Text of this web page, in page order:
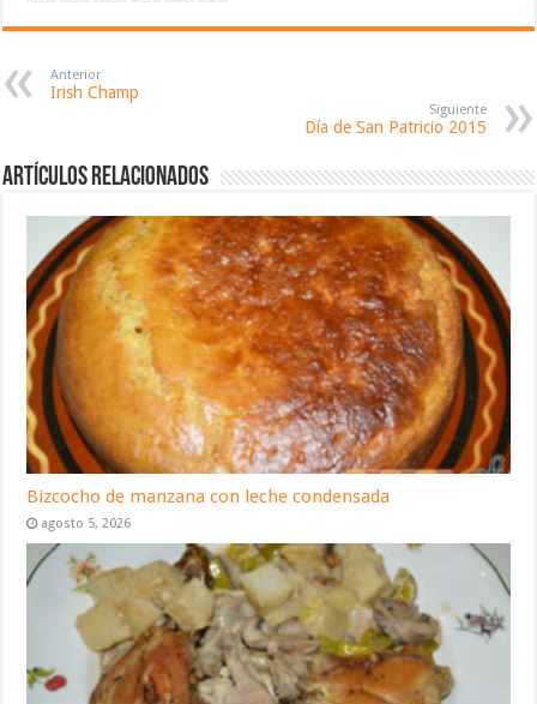
Anterior
Irish Champ
Siguiente
Día de San Patricio 2015
Artículos relacionados
Bizcocho de manzana con leche condensada
agosto 5, 2026